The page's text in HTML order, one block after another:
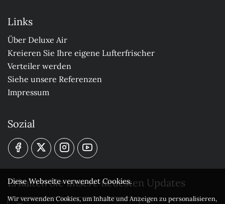
Links
Über Deluxe Air
Kreieren Sie Ihre eigene Lufterfrischer
Verteiler werden
Siehe unsere Referenzen
Impressum
Sozial
Erhalten Sie unsere neuesten Updates
Diese Webseite verwendet Cookies.
Wir verwenden Cookies, um Inhalte und Anzeigen zu personalisieren,